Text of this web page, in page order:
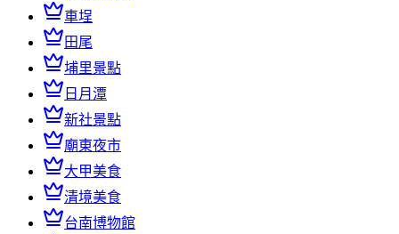
車埕
田尾
埔里景點
日月潭
新社景點
廟東夜市
大甲美食
清境美食
台南博物館